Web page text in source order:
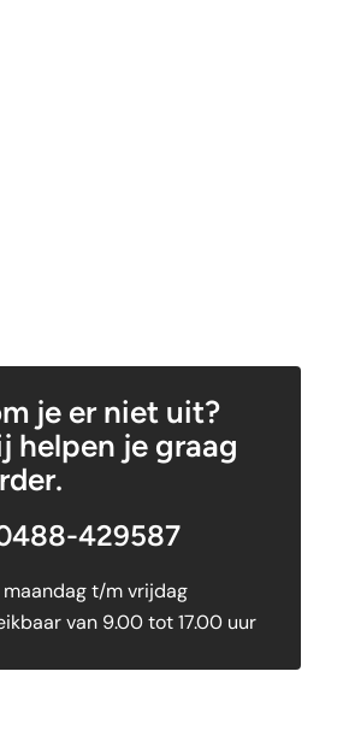
je er niet uit?
helpen je graag
429587
maandag t/m vrijdag
van 9.00 tot 17.00 uur